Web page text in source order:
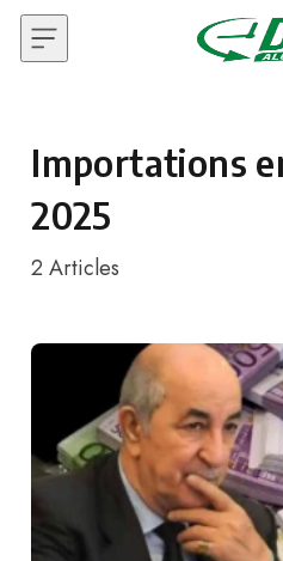
Skip to content
Importations
2025
2 Articles